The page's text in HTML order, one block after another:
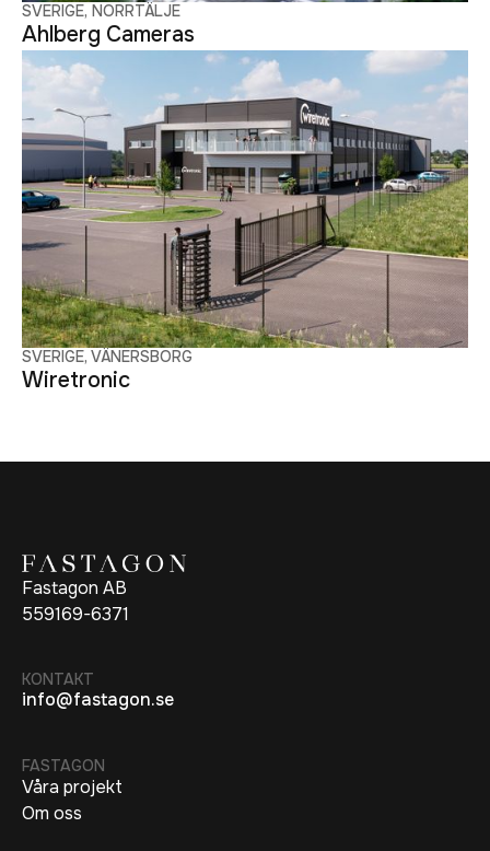
SVERIGE, NORRTÄLJE
Ahlberg Cameras
SVERIGE, VÄNERSBORG
Wiretronic
Fastagon AB
559169-6371
KONTAKT
info@fastagon.se
FASTAGON
Våra projekt
Om oss